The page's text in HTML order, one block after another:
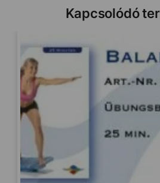
Kapcsolódó